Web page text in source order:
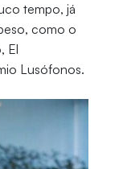
tempo, já
como o
El
Lusófonos.